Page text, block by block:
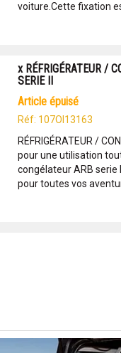
voiture.Cette fixation
x RÉFRIGÉRATEUR /
SERIE II
article épuisé
Réf: 107OI13163
RÉFRIGÉRATEUR /
pour une utilisation
congélateur ARB serie
pour toutes vos